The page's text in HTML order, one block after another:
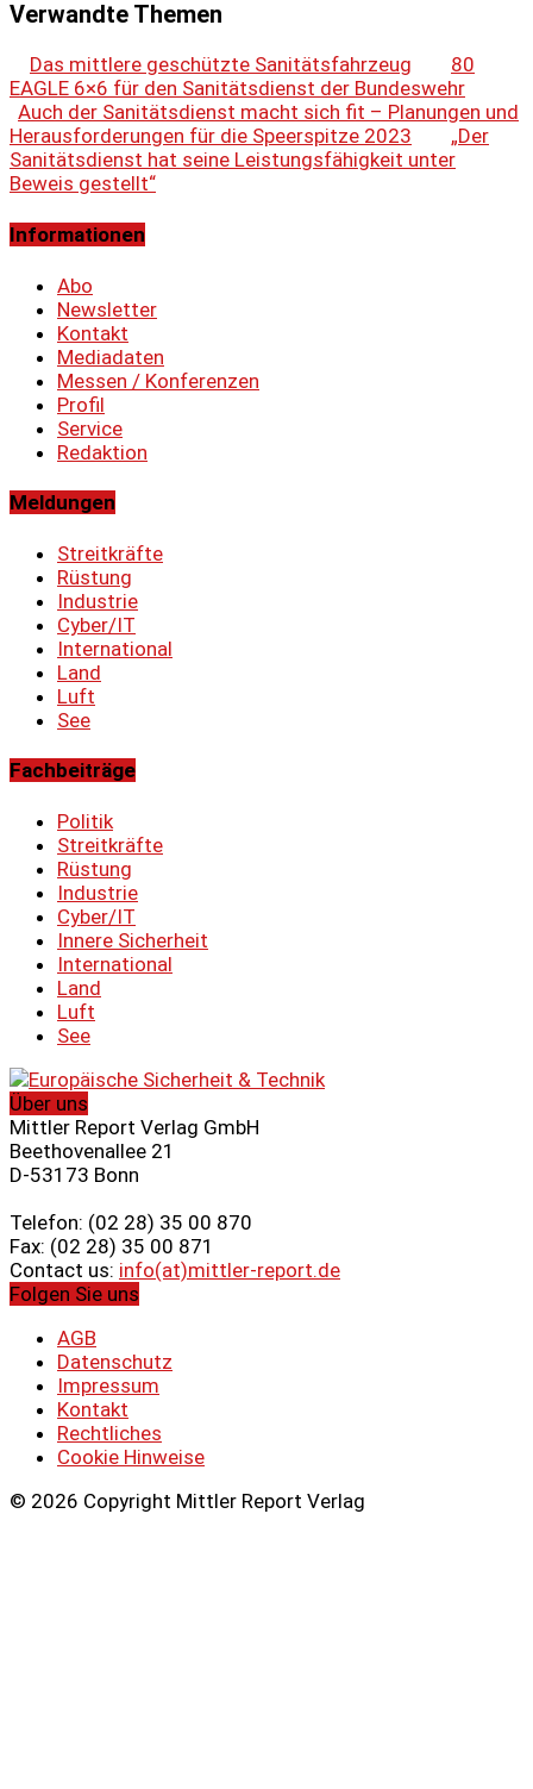
Verwandte Themen
Das mittlere geschützte Sanitätsfahrzeug
80
EAGLE 6×6 für den Sanitätsdienst der Bundeswehr
Auch der Sanitätsdienst macht sich fit – Planungen und
Herausforderungen für die Speerspitze 2023
„Der
Sanitätsdienst hat seine Leistungsfähigkeit unter
Beweis gestellt“
Informationen
Abo
Newsletter
Kontakt
Mediadaten
Messen / Konferenzen
Profil
Service
Redaktion
Meldungen
Streitkräfte
Rüstung
Industrie
Cyber/IT
International
Land
Luft
See
Fachbeiträge
Politik
Streitkräfte
Rüstung
Industrie
Cyber/IT
Innere Sicherheit
International
Land
Luft
See
Über uns
Mittler Report Verlag GmbH
Beethovenallee 21
D-53173 Bonn
Telefon: (02 28) 35 00 870
Fax: (02 28) 35 00 871
Contact us: info(at)mittler-report.de
Folgen Sie uns
AGB
Datenschutz
Impressum
Kontakt
Rechtliches
Cookie Hinweise
© 2026 Copyright Mittler Report Verlag